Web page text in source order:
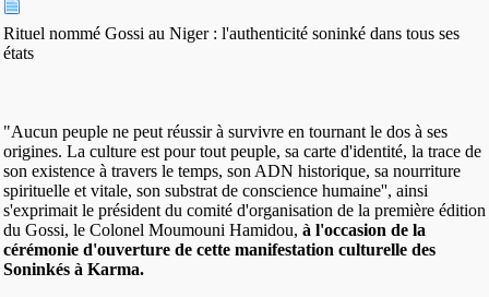
Rituel nommé Gossi au Niger : l'authenticité soninké dans tous ses
états
"Aucun peuple ne peut réussir à survivre en tournant le dos à ses
origines. La culture est pour tout peuple, sa carte d'identité, la trace de
son existence à travers le temps, son ADN historique, sa nourriture
spirituelle et vitale, son substrat de conscience humaine'', ainsi
s'exprimait le président du comité d'organisation de la première édition
du Gossi, le Colonel Moumouni Hamidou, à l'occasion de la
cérémonie d'ouverture de cette manifestation culturelle des
Soninkés à Karma.